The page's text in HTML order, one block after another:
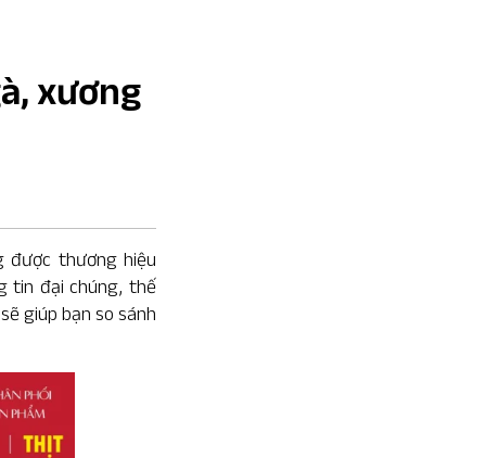
xương
được thương hiệu
tin đại chúng, thế
giúp bạn so sánh